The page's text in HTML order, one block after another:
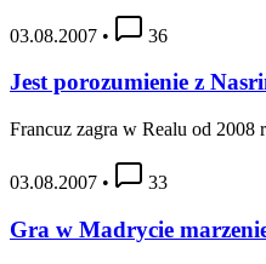
03.08.2007 • 36
Jest porozumienie z
Francuz zagra w Realu od 2008
03.08.2007 • 33
Gra w Madrycie